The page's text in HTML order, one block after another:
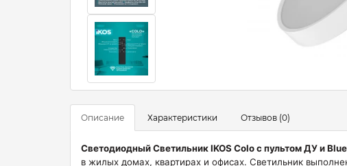
Описание Характеристики Отзывов (0)
Светодиодный Светильник IKOS Colo с пультом ДУ и
в жилых домах, квартирах и офисах. Светильник